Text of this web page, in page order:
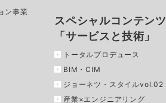
ン事業
スペシャルコンテンツ
「サービスと技術」
トータルプロデュース
BIM・CIM
ジョーネツ・スタイルvol.02
産業×エンジニアリング